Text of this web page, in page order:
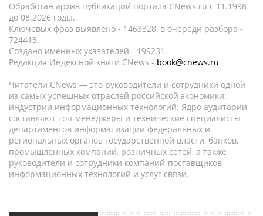
Обработан архив публикаций портала CNews.ru c 11.1998
до 08.2026 годы.
Ключевых фраз выявлено - 1463328, в очереди разбора -
724413.
Создано именных указателей - 199231.
Редакция Индексной книги CNews - book@cnews.ru
Читатели CNews — это руководители и сотрудники одной
из самых успешных отраслей российской экономики:
индустрии информационных технологий. Ядро аудитории
составляют топ-менеджеры и технические специалисты
департаментов информатизации федеральных и
региональных органов государственной власти, банков,
промышленных компаний, розничных сетей, а также
руководители и сотрудники компаний-поставщиков
информационных технологий и услуг связи.